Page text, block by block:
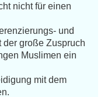
nicht für einen
und
der große Zuspruch
Muslimen ein
mit dem